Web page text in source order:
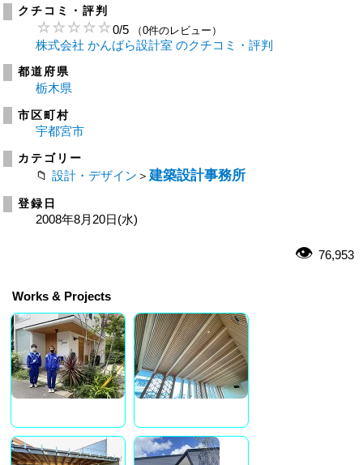
クチコミ・評判
0/5 （0件のレビュー）
株式会社 かんばら設計室 のクチコミ・評判
都道府県
栃木県
市区町村
宇都宮市
カテゴリー
設計・デザイン ＞ 建築設計事務所
登録日
2008年8月20日(水)
76,953
Works & Projects